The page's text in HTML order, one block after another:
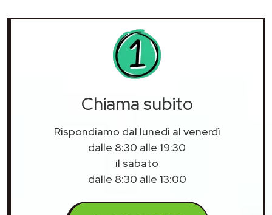
Chiama subito
Rispondiamo dal lunedì al venerdì
dalle 8:30 alle 19:30
il sabato
dalle 8:30 alle 13:00